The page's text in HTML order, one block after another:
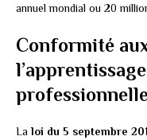
annuel mondial ou 20
Conformité
La loi du 5 septembre